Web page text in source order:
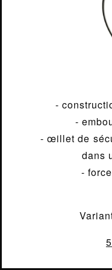
MENTIONS
IT-
-
-
-
-
-
- œillet de
dans
-